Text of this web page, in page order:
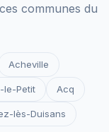
communes du
Acheville
le-Petit Acq
lès-Duisans